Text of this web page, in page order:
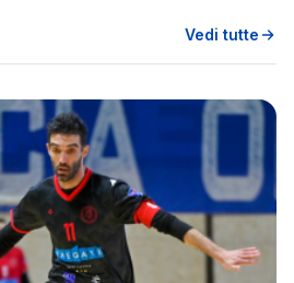
Vedi tutte